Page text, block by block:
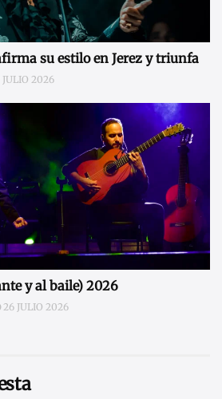
su estilo en Jerez y triunfa
2026
y al baile) 2026
26 JULIO 2026